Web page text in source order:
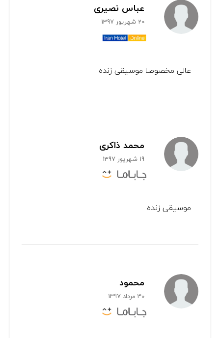
عباس نصیری
20 شهریور 1397
عالی مخصوصا موسیقی زنده
محمد ذاکری
19 شهریور 1397
موسیقی زنده
محمود
30 مرداد 1397